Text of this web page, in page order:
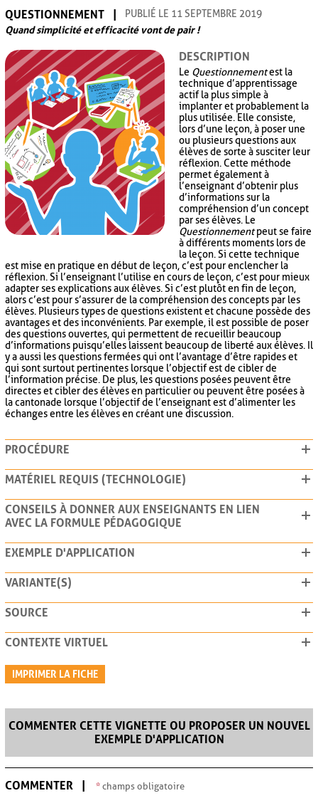
QUESTIONNEMENT
PUBLIÉ LE 11 SEPTEMBRE 2019
Quand simplicité et efficacité vont de pair !
DESCRIPTION
Le Questionnementest la
technique d’apprentissage
actif la plus simple à
implanter et probablement la
plus utilisée. Elle consiste,
lors d’une leçon, à poser une
ou plusieurs questions aux
élèves de sorte à susciter leur
réflexion. Cette méthode
permet également à
l’enseignant d’obtenir plus
d’informations sur la
compréhension d’un concept
par ses élèves. Le
Questionnementpeut se faire
à différents moments lors de
la leçon. Si cette technique
est mise en pratique en début de leçon, c’est pour enclencher la
réflexion. Si l’enseignant l’utilise en cours de leçon, c’est pour mieux
adapter ses explications aux élèves. Si c’est plutôt en fin de leçon,
alors c’est pour s’assurer de la compréhension des concepts par les
élèves. Plusieurs types de questions existent et chacune possède des
avantages et des inconvénients. Par exemple, il est possible de poser
des questions ouvertes, qui permettent de recueillir beaucoup
d’informations puisqu’elles laissent beaucoup de liberté aux élèves. Il
y a aussi les questions fermées qui ont l’avantage d’être rapides et
qui sont surtout pertinentes lorsque l’objectif est de cibler de
l’information précise. De plus, les questions posées peuvent être
directes et cibler des élèves en particulier ou peuvent être posées à
la cantonade lorsque l’objectif de l’enseignant est d’alimenter les
échanges entre les élèves en créant une discussion.
PROCÉDURE
MATÉRIEL REQUIS (TECHNOLOGIE)
CONSEILS À DONNER AUX ENSEIGNANTS EN LIEN
AVEC LA FORMULE PÉDAGOGIQUE
EXEMPLE D'APPLICATION
VARIANTE(S)
SOURCE
CONTEXTE VIRTUEL
IMPRIMER LA FICHE
COMMENTER CETTE VIGNETTE OU PROPOSER UN NOUVEL
EXEMPLE D'APPLICATION
COMMENTER * champs obligatoire